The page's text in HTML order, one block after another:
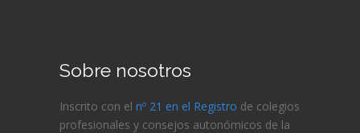
Sobre nosotros
Inscrito con el nº 21 en el Registro de colegios
profesionales y consejos autonómicos de la